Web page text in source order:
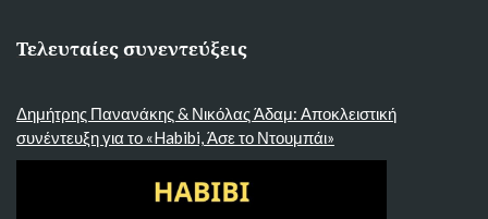
Τελευταίες συνεντεύξεις
Δημήτρης Πανανάκης & Νικόλας Άδαμ: Αποκλειστική
συνέντευξη για το «Habibi, Άσε το Ντουμπάι»